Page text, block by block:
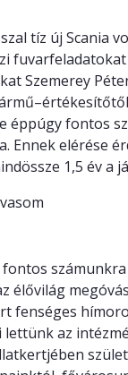
tíz új Scania
Szemerey
éppúgy fontos
Ennek elérése
1,5 év a
fontos
élővilág
fenséges
az